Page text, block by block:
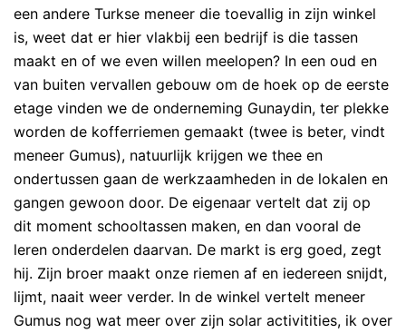
een andere Turkse meneer die toevallig in zijn winkel
is, weet dat er hier vlakbij een bedrijf is die tassen
maakt en of we even willen meelopen? In een oud en
van buiten vervallen gebouw om de hoek op de eerste
etage vinden we de onderneming Gunaydin, ter plekke
worden de kofferriemen gemaakt (twee is beter, vindt
meneer Gumus), natuurlijk krijgen we thee en
ondertussen gaan de werkzaamheden in de lokalen en
gangen gewoon door. De eigenaar vertelt dat zij op
dit moment schooltassen maken, en dan vooral de
leren onderdelen daarvan. De markt is erg goed, zegt
hij. Zijn broer maakt onze riemen af en iedereen snijdt,
lijmt, naait weer verder. In de winkel vertelt meneer
Gumus nog wat meer over zijn solar activitities, ik over